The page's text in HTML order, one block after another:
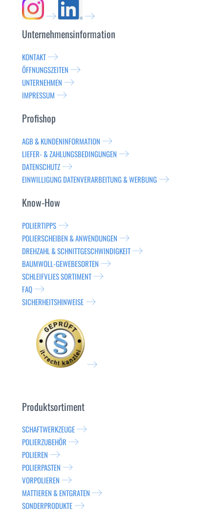
Unternehmensinformation
KONTAKT
ÖFFNUNGSZEITEN
UNTERNEHMEN
IMPRESSUM
Profishop
AGB & KUNDENINFORMATION
LIEFER- & ZAHLUNGSBEDINGUNGEN
DATENSCHUTZ
EINWILLIGUNG DATENVERARBEITUNG & WERBUNG
Know-How
POLIERTIPPS
POLIERSCHEIBEN & ANWENDUNGEN
DREHZAHL & SCHNITTGESCHWINDIGKEIT
BAUMWOLL-GEWEBESORTEN
SCHLEIFVLIES SORTIMENT
FAQ
SICHERHEITSHINWEISE
Produktsortiment
SCHAFTWERKZEUGE
POLIERZUBEHÖR
POLIEREN
POLIERPASTEN
VORPOLIEREN
MATTIEREN & ENTGRATEN
SONDERPRODUKTE